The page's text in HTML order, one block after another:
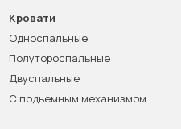
Кровати
Односпальные
Полутороспальные
Двуспальные
С подъемным механизмом